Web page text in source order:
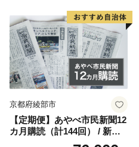
京都府綾部市
【定期便】あやべ市民新聞12
カ月購読（計144回） / 新聞
情報誌 定期購読 綾部市 / 株